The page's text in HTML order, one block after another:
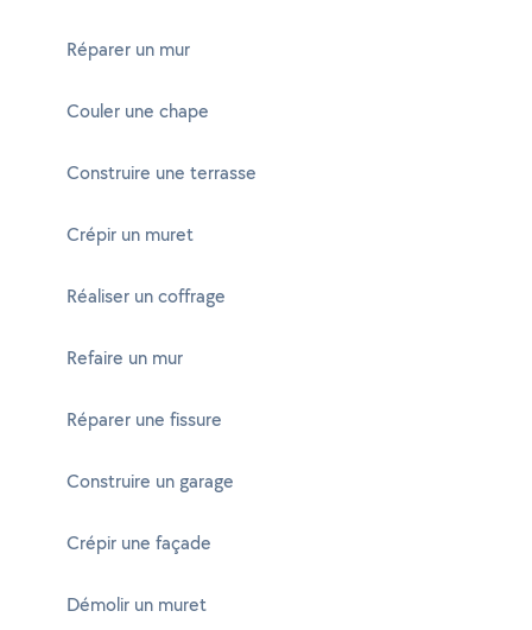
Réparer un mur
Couler une chape
Construire une terrasse
Crépir un muret
Réaliser un coffrage
Refaire un mur
Réparer une fissure
Construire un garage
Crépir une façade
Démolir un muret